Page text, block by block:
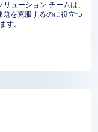
ューション チームは、
を克服するのに役立つ
す。